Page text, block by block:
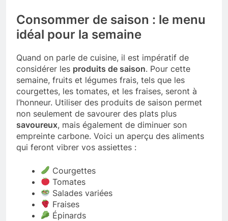
Consommer de saison : le menu
idéal pour la semaine
Quand on parle de cuisine, il est impératif de
considérer les produits de saison. Pour cette
semaine, fruits et légumes frais, tels que les
courgettes, les tomates, et les fraises, seront à
l’honneur. Utiliser des produits de saison permet
non seulement de savourer des plats plus
savoureux, mais également de diminuer son
empreinte carbone. Voici un aperçu des aliments
qui feront vibrer vos assiettes :
Courgettes
Tomates
Salades variées
Fraises
Épinards